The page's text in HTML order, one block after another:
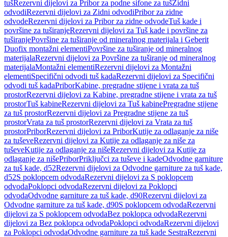
tušRezervni dijelovi za Pribor za podne sifone za tušZidni
odvodiRezervni dijelovi za Zidni odvodiPribor za zidne
odvodeRezervni dijelovi za Pribor za zidne odvodeTuš kade i
površine za tuširanjeRezervni dijelovi za Tuš kade i površine za
tuširanjePovršine za tuširanje od mineralnog materijala i Geberit
Duofix montažni elementiPovršine za tuširanje od mineralnog
materijalaRezervni dijelovi za Površine za tuširanje od mineralnog
materijalaMontažni elementiRezervni dijelovi za Montažni
elementiSpecifični odvodi tuš kadaRezervni dijelovi za Specifični
odvodi tuš kadaPriborKabine, pregradne stijene i vrata za tuš
prostorRezervni dijelovi za Kabine, pregradne stijene i vrata za tuš
prostorTuš kabineRezervni dijelovi za Tuš kabinePregradne stijene
za tuš prostorRezervni dijelovi za Pregradne stijene za tuš
prostorVrata za tuš prostorRezervni dijelovi za Vrata za tuš
prostorPriborRezervni dijelovi za PriborKutije za odlaganje za niše
za tuševeRezervni dijelovi za Kutije za odlaganje za niše za
tuševeKutije za odlaganje za nišeRezervni dijelovi za Kutije za
odlaganje za nišePriborPriključci za tuševe i kadeOdvodne garniture
za tuš kade, d52Rezervni dijelovi za Odvodne garniture za tuš kade,
d52S poklopcem odvodaRezervni dijelovi za S poklopcem
odvodaPoklopci odvodaRezervni dijelovi za Poklopci
odvodaOdvodne garniture za tuš kade, d90Rezervni dijelovi za
Odvodne garniture za tuš kade, d90S poklopcem odvodaRezervni
dijelovi za S poklopcem odvodaBez poklopca odvodaRezervni
dijelovi za Bez poklopca odvodaPoklopci odvodaRezervni dijelovi
za Poklopci odvodaOdvodne garniture za tuš kade SestraRezervni